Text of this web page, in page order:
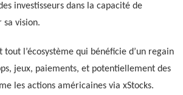
investisseurs dans la capacité de
sa vision.
tout l’écosystème qui bénéficie d’un regain
jeux, paiements, et potentiellement des
les actions américaines via xStocks.